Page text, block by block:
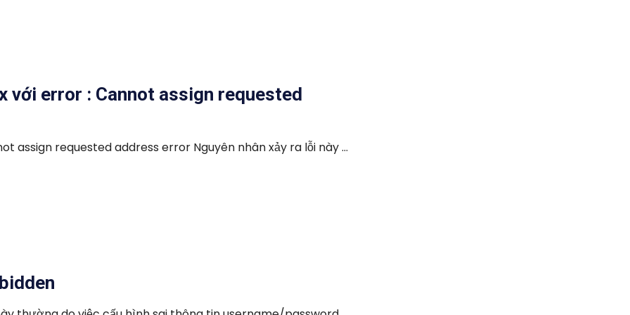
với error : Cannot assign requested
assign requested address error Nguyên nhân xảy ra lỗi này ...